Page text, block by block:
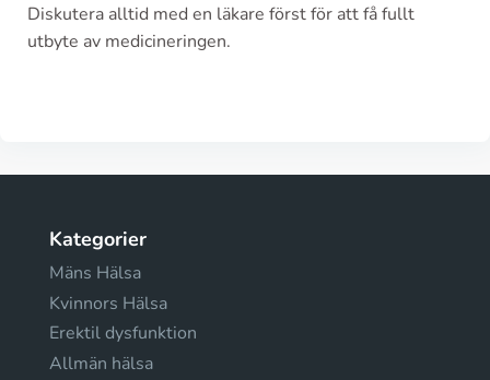
Diskutera alltid med en läkare först för att få fullt
utbyte av medicineringen.
Kategorier
Mäns Hälsa
Kvinnors Hälsa
Erektil dysfunktion
Allmän hälsa